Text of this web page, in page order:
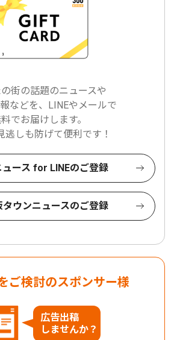
街の話題のニュースや
などを、LINEやメールで
でお届けします。
逃しも防げて便利です！
ュース for LINEのご登録
タウンニュースのご登録
ご検討のスポンサー様
広告出稿
しませんか？